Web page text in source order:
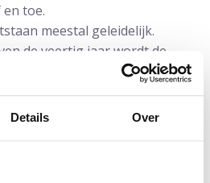
Details Over
toe.
meestal geleidelijk.
de veertig jaar wordt de
plasklachten kunnen
zeer hinderlijk worden